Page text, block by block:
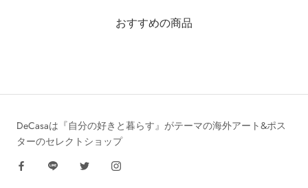
おすすめの商品
DeCasaは『自分の好きと暮らす』がテーマの海外アート&ポス
ターのセレクトショップ